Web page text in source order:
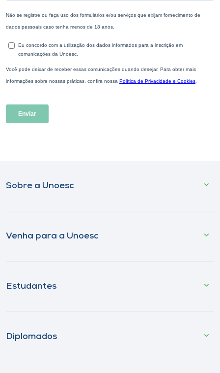
Sobre a Unoesc
Venha para a Unoesc
Estudantes
Diplomados